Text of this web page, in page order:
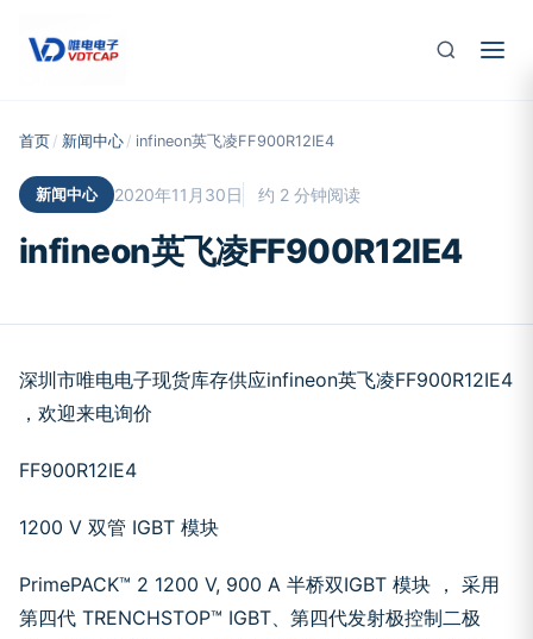
首页 / 新闻中心 / infineon英飞凌FF900R12IE4
新闻中心 2020年11月30日 约 2 分钟阅读
infineon英飞凌FF900R12IE4
深圳市唯电电子现货库存供应infineon英飞凌FF900R12IE4
，欢迎来电询价
FF900R12IE4
1200 V 双管 IGBT 模块
PrimePACK™ 2 1200 V, 900 A 半桥双IGBT 模块 ， 采用
第四代 TRENCHSTOP™ IGBT、第四代发射极控制二极